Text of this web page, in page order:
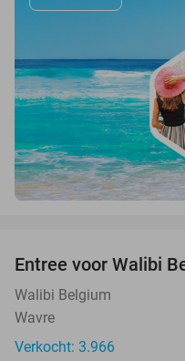
Entree voor Walibi
Walibi Belgium
Wavre
Verkocht: 3.966